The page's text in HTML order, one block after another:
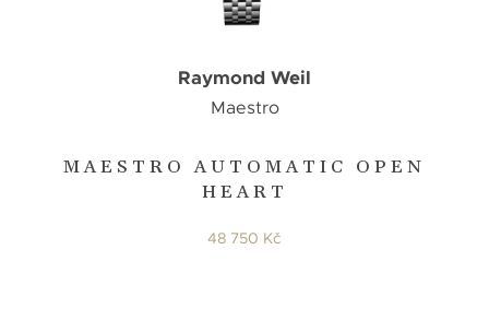
MAESTRO AUTOMATIC OPEN
HEART
Raymond Weil
Maestro
48 750 Kč